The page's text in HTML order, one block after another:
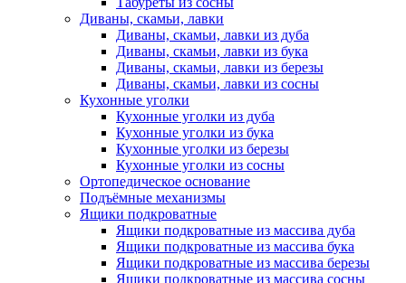
Диваны, скамьи, лавки
Диваны, скамьи, лавки из дуба
Диваны, скамьи, лавки из бука
Диваны, скамьи, лавки из березы
Диваны, скамьи, лавки из сосны
Кухонные уголки
Кухонные уголки из дуба
Кухонные уголки из бука
Кухонные уголки из березы
Кухонные уголки из сосны
Ортопедическое основание
Подъёмные механизмы
Ящики подкроватные
Ящики подкроватные из массива дуба
Ящики подкроватные из массива бука
Ящики подкроватные из массива березы
Ящики подкроватные из массива сосны